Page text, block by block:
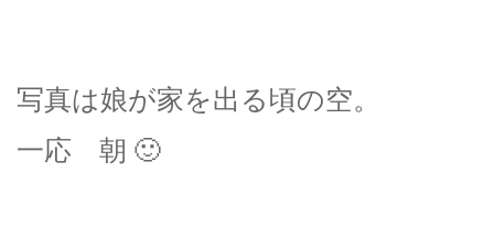
写真は娘が家を出る頃の空。
一応 朝 🙂